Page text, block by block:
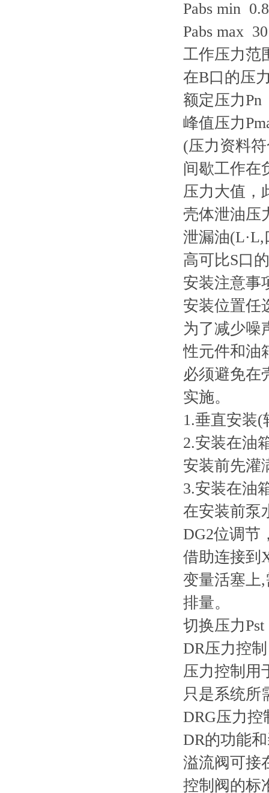
Pabs min
Pabs max
工作压力范
在B口的压
额定压力Pn
峰值压力
(压力资料
间歇工作在
压力大值，
壳体泄油压
泄漏油(L·L,
高可比S口
安装注意事
安装位置任
为了减少噪
性元件和油
必须避免在
实施。
1.垂直安装(
2.安装在油
安装前先灌
3.安装在油
在安装前泵
DG2位调节
借助连接到
变量活塞上
排量。
切换压力
DR压力控制
压力控制用
只是系统所
DRG压力控
DR的功能
溢流阀可接
控制阀的标